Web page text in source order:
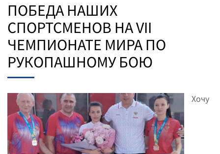
ПОБЕДА НАШИХ
СПОРТСМЕНОВ НА VII
ЧЕМПИОНАТЕ МИРА ПО
РУКОПАШНОМУ БОЮ
Хочу